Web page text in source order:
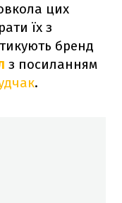
цих
їх з
бренд
з посиланням
.